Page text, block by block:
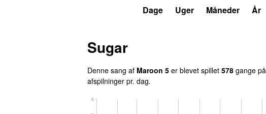
Dage Uger Måneder År
Sugar
Denne sang af Maroon 5 er blevet spillet 578 gange på
afspilninger pr. dag.
4